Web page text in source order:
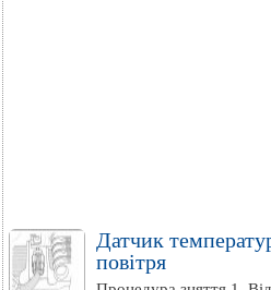
Датчик
повітря